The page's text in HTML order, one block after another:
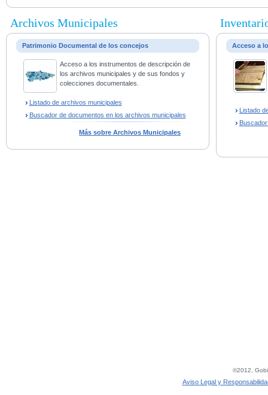
Archivos Municipales
Patrimonio Documental de los concejos
Acceso a los instrumentos de descripción de
los archivos municipales y de sus fondos y
colecciones documentales.
Listado de archivos municipales
Buscador de documentos en los archivos municipales
Más sobre Archivos Municipales
Acceso a
Listado
©2012,
Aviso Legal y